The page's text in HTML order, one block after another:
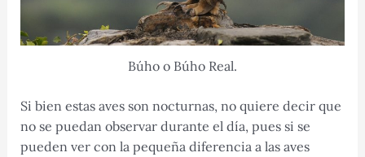
Búho o Búho Real.
Si bien estas aves son nocturnas, no quiere decir que
no se puedan observar durante el día, pues si se
pueden ver con la pequeña diferencia a las aves